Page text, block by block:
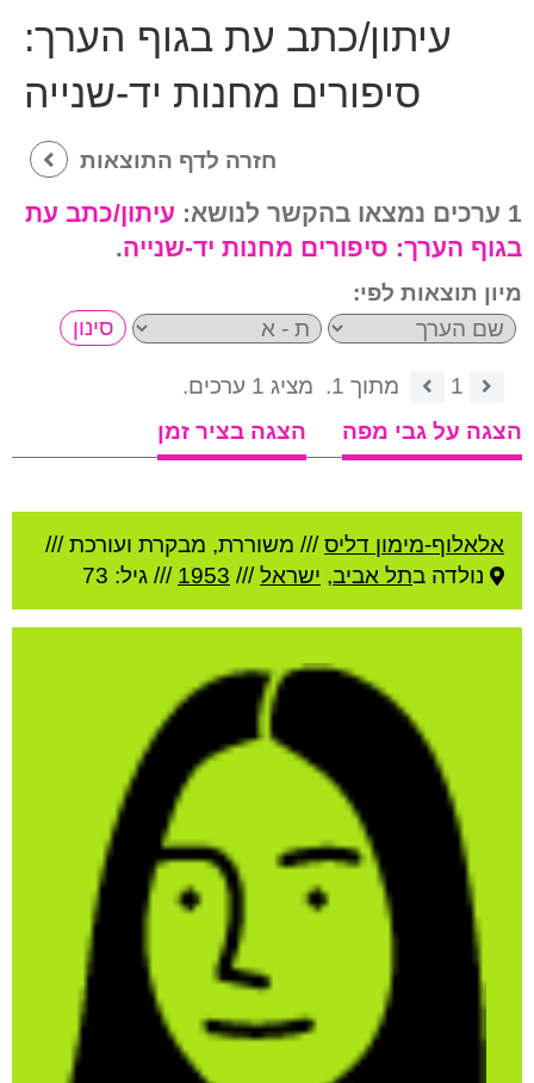
עיתון/כתב עת בגוף הערך:
סיפורים מחנות יד-שנייה
חזרה לדף התוצאות
1 ערכים נמצאו בהקשר לנושא:
עיתון/כתב עת
בגוף הערך: סיפורים מחנות יד-שנייה.
מיון תוצאות לפי:
1 מתוך 1.
מציג 1 ערכים.
הצגה על גבי מפה
הצגה בציר זמן
אלאלוף-מימון דליס/// משוררת, מבקרת ועורכת ///
נולדה בתל אביב, ישראל///
1953 /// גיל: 73